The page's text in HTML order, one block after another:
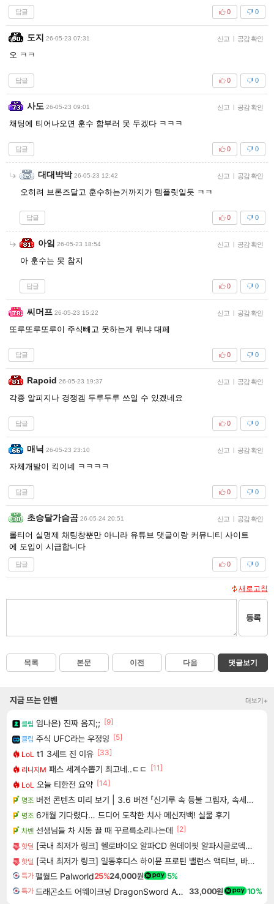
답글 0
0
도지 26-05-23 07:31 신고 | 공감 확인
오 ㅋㅋ
답글 0
0
사도 26-05-23 09:01 신고 | 공감 확인
채팅에 티어나오면 훈수 함부러 못 두겠다 ㅋㅋㅋ
답글 0
0
대대박박 26-05-23 12:42 신고 | 공감 확인
오히려 브론즈달고 훈수하는거까지가 템플릿일듯 ㅋㅋ
답글 0
0
아잌 26-05-23 18:54 신고 | 공감 확인
아 훈수는 못 참지
답글 0
0
씨머프 26-05-23 15:22 신고 | 공감 확인
또루또루또루이 주식빼고 못하는게 뭐냐 대페
답글 0
0
Rapoid 26-05-23 19:37 신고 | 공감 확인
각종 알피지나 경쟁겜 두루두루 쓰일 수 있겠네요
답글 0
0
매닉 26-05-23 23:10 신고 | 공감 확인
자체개발이 킥이네 ㅋㅋㅋㅋ
답글 0
0
초승달가슴곰 26-05-24 20:51 신고 | 공감 확인
롤티어 실명제 채팅창뿐만 아니라 유튜브 댓글이랑 커뮤니티 사이트
에 도입이 시급합니다
답글 0
0
새로고침
등록
목록 본문 이전 다음 댓글보기
지금 뜨는 인벤 더보기+
클립 임나은) 진짜 음지;; [9]
클립 주식 UFC라는 우정잉 [5]
LoL t1 3세트 진 이유 [33]
리니지M 패스 세계수뽑기 최고네..ㄷㄷ [11]
LoL 오늘 티한전 요약 [14]
명조 버전 콘텐츠 미리 보기 | 3.6 버전 「신기루 속 등불 그림자, 속세에 깃든 검의 결심」이 8월 20일에 업데이트됩니다!
명조 6개월 기다렸다… 드디어 도착한 치사 메신저백! 실물 후기
차벤 선생님들 차 시동 끌 때 꾸르륵소리나는데 [2]
핫딜 [국내 최저가 링크] 헬로바이오 알파CD 원데이핏 알파시글로덱스트린, 3g, 14포, 12개
핫딜 [국내 최저가 링크] 일동후디스 하이뮨 프로틴 밸런스 액티브, 바닐라봉봉 제로, 250ml, 18개
특가 팰월드 Palworld25%24,000원 5%
특가 드래곤소드 어웨이크닝 DragonSword Awakening 33,000원 10%